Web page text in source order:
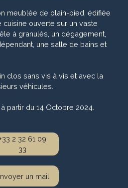
meublée de plain-pied, édifiée
cuisine ouverte sur un vaste
à granulés, un dégagement,
une salle de bains et
clos sans vis à vis et avec la
véhicules.
partir du 14 Octobre 2024.
2 32 61 09
33
un mail